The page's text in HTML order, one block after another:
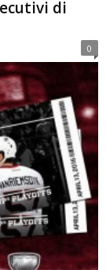
di
0